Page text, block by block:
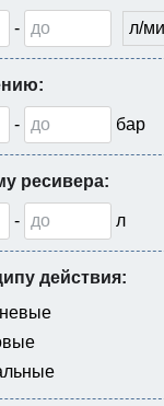
- л/
- бар
ресивера:
- л
действия: